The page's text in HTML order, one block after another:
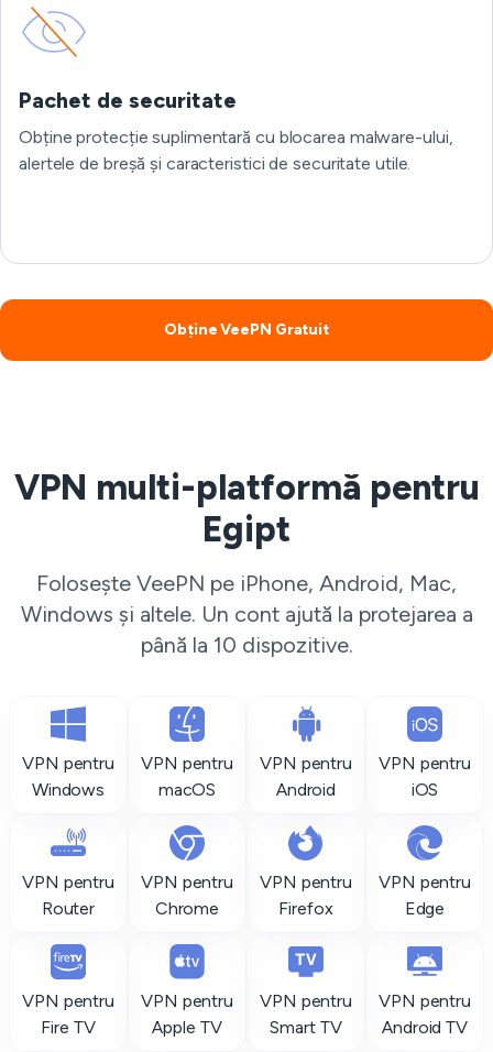
Pachet de securitate
Obține protecție suplimentară cu blocarea malware-ului,
alertele de breșă și caracteristici de securitate utile.
Obține VeePN Gratuit
VPN multi-platformă pentru
Egipt
Folosește VeePN pe iPhone, Android, Mac,
Windows și altele. Un cont ajută la protejarea a
până la 10 dispozitive.
VPN pentru
Windows
VPN pentru
macOS
VPN pentru
Android
VPN pentru
iOS
VPN pentru
Router
VPN pentru
Chrome
VPN pentru
Firefox
VPN pentru
Edge
VPN pentru
Fire TV
VPN pentru
Apple TV
VPN pentru
Smart TV
VPN pentru
Android TV